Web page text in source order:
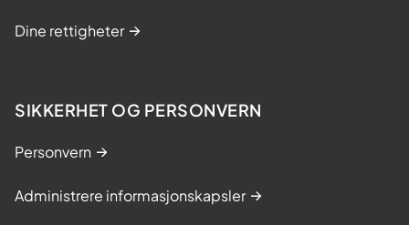
Dine rettigheter
SIKKERHET OG PERSONVERN
Personvern
Administrere informasjonskapsler